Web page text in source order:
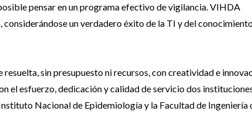
pensar en un programa efectivo de vigilancia. VIHDA
un verdadero éxito de la TI y del
sin presupuesto ni recursos, con creatividad e
el esfuerzo, dedicación y calidad de servicio dos
Nacional de Epidemiología y la Facultad de Ingeniería